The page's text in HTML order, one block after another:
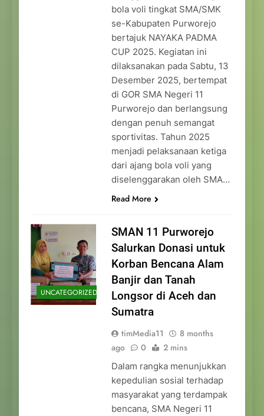
bola voli tingkat SMA/SMK
se-Kabupaten Purworejo
bertajuk NAYAKA PADMA
CUP 2025. Kegiatan ini
dilaksanakan pada Sabtu, 13
Desember 2025, bertempat
di GOR SMA Negeri 11
Purworejo dan berlangsung
dengan penuh semangat
sportivitas. Tahun 2025
menjadi pelaksanaan ketiga
dari ajang bola voli yang
diselenggarakan oleh SMA…
Read More
UNCATEGORIZED
SMAN 11 Purworejo
Salurkan Donasi untuk
Korban Bencana Alam
Banjir dan Tanah
Longsor di Aceh dan
Sumatra
timMedia11
8 months
ago
0 2 mins
Dalam rangka menunjukkan
kepedulian sosial terhadap
masyarakat yang terdampak
bencana, SMA Negeri 11